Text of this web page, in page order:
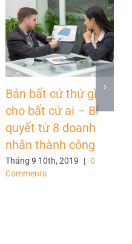
Bán bất cứ thứ gì
cho bất cứ ai – Bí
quyết từ 8 doanh
nhân thành công
Tháng 9 10th, 2019 | 0
Comments